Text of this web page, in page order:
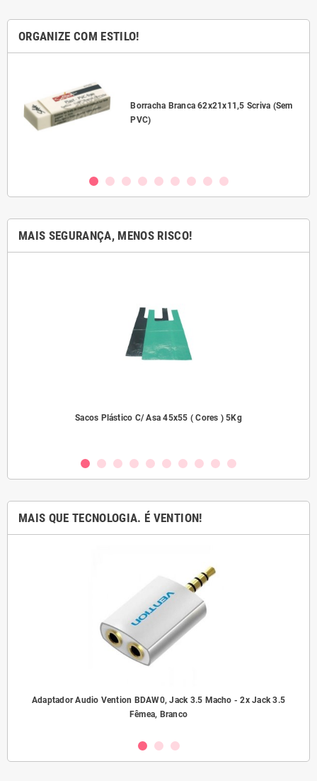
ORGANIZE COM ESTILO!
Borracha Branca 62x21x11,5 Scriva (Sem
PVC)
MAIS SEGURANÇA, MENOS RISCO!
Sacos Plástico C/ Asa 45x55 ( Cores ) 5Kg
MAIS QUE TECNOLOGIA. É VENTION!
Adaptador Audio Vention BDAW0, Jack 3.5 Macho - 2x Jack 3.5
Fêmea, Branco